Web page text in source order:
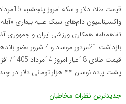
قیمت طلا، دلار و سکه امروز پنجشنبه 15مرداد/ افزایش قیمت ها + جدول
واکسیناسیون دام‌های سبک علیه بیماری
تفاهم‌نامه همکاری ورزشی ایران و جمهوری
بازداشت 21مزدور موساد و 4 شرور عضو باندهای مسلح شرارت در استان کرمان
قیمت طلای 18عیار امروز 14مرداد 1405/ افزایش قیمت + جدول و جزئیات
پشت پرده نوسان ۴۴ هزار تومانی دلار در چند ماه
جدیدترین نظرات مخاطبان